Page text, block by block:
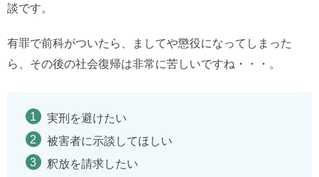
談です。
有罪で前科がついたら、ましてや懲役になってしまった
ら、その後の社会復帰は非常に苦しいですね・・・。
実刑を避けたい
被害者に示談してほしい
釈放を請求したい